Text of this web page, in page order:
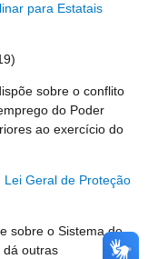
para Estatais
sobre o conflito
do Poder
ao exercício do
Lei Geral de Proteção
sobre o Sistema de
dá outras